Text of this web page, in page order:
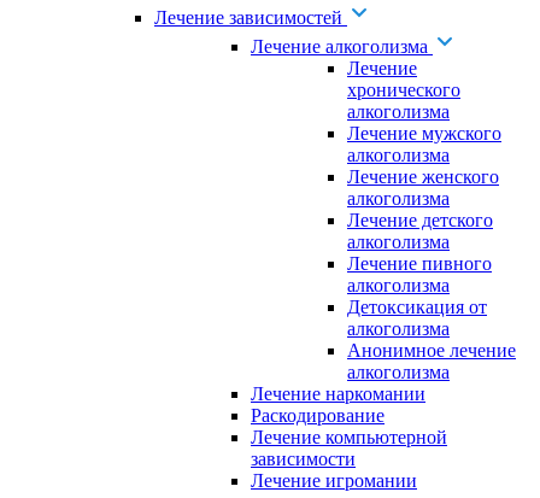
Лечение зависимостей
Лечение алкоголизма
Лечение
хронического
алкоголизма
Лечение мужского
алкоголизма
Лечение женского
алкоголизма
Лечение детского
алкоголизма
Лечение пивного
алкоголизма
Детоксикация от
алкоголизма
Анонимное лечение
алкоголизма
Лечение наркомании
Раскодирование
Лечение компьютерной
зависимости
Лечение игромании